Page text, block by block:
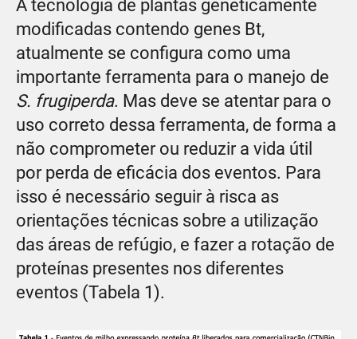
A tecnologia de plantas geneticamente
modificadas contendo genes Bt,
atualmente se configura como uma
importante ferramenta para o manejo de
S. frugiperda. Mas deve se atentar para o
uso correto dessa ferramenta, de forma a
não comprometer ou reduzir a vida útil
por perda de eficácia dos eventos. Para
isso é necessário seguir à risca as
orientações técnicas sobre a utilização
das áreas de refúgio, e fazer a rotação de
proteínas presentes nos diferentes
eventos (Tabela 1).